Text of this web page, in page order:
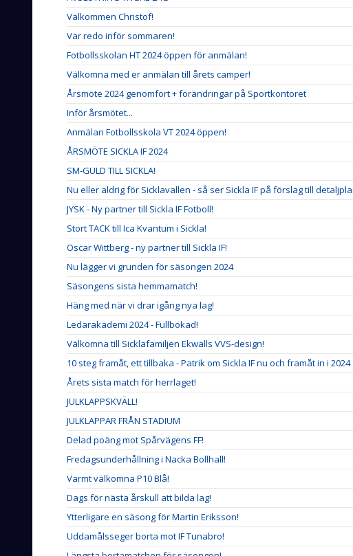
Välkommen Christof!
Var redo inför sommaren!
Fotbollsskolan HT 2024 öppen för anmälan!
Välkomna med er anmälan till årets camper!
Årsmöte 2024 genomfört + förändringar på Sportkontoret
Inför årsmötet...
Anmälan Fotbollsskola VT 2024 öppen!
ÅRSMÖTE SICKLA IF 2024
SM-GULD TILL SICKLA!
Nu eller aldrig för Sicklavallen - så ser Sickla IF på förslag till
JYSK - Ny partner till Sickla IF Fotboll!
Stort TACK till Ica Kvantum i Sickla!
Oscar Wittberg - ny partner till Sickla IF!
Nu lägger vi grunden för säsongen 2024
Säsongens sista hemmamatch!
Häng med när vi drar igång nya lag!
Ledarakademi 2024 - Fullbokad!
Välkomna till Sicklafamiljen Ekwalls VVS-design!
10 steg framåt, ett tillbaka - Patrik om Sickla IF nu och framåt in i 2024
Årets sista match för herrlaget!
JULKLAPPSKVÄLL!
JULKLAPPAR FRÅN STADIUM
Delad poäng mot Spårvägens FF!
Fredagsunderhållning i Nacka Bollhall!
Varmt välkomna P10 Blå!
Dags för nästa årskull att bilda lag!
Ytterligare en säsong för Martin Eriksson!
Uddamålsseger borta mot IF Tunabro!